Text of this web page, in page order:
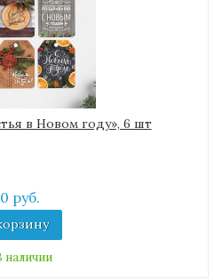
в Новом году», 6 шт
руб.
наличии